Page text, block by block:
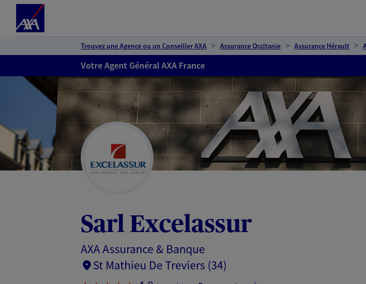
Trouvez une Agence ou un Conseiller AXA Assurance Occitanie Assurance Hérault
Votre Agent Général AXA France
Sarl Excelassur
AXA Assurance & Banque
St Mathieu De Treviers (34)